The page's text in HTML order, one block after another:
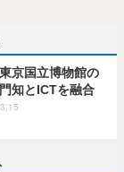
京国立博物館の
知とICTを融合